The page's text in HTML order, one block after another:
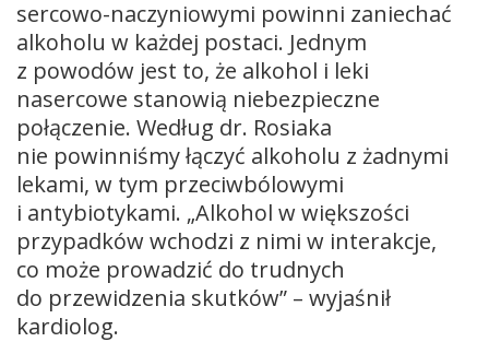
sercowo-naczyniowymi powinni zaniechać
alkoholu w każdej postaci. Jednym
z powodów jest to, że alkohol i leki
nasercowe stanowią niebezpieczne
połączenie. Według dr. Rosiaka
nie powinniśmy łączyć alkoholu z żadnymi
lekami, w tym przeciwbólowymi
i antybiotykami. „Alkohol w większości
przypadków wchodzi z nimi w interakcje,
co może prowadzić do trudnych
do przewidzenia skutków” – wyjaśnił
kardiolog.